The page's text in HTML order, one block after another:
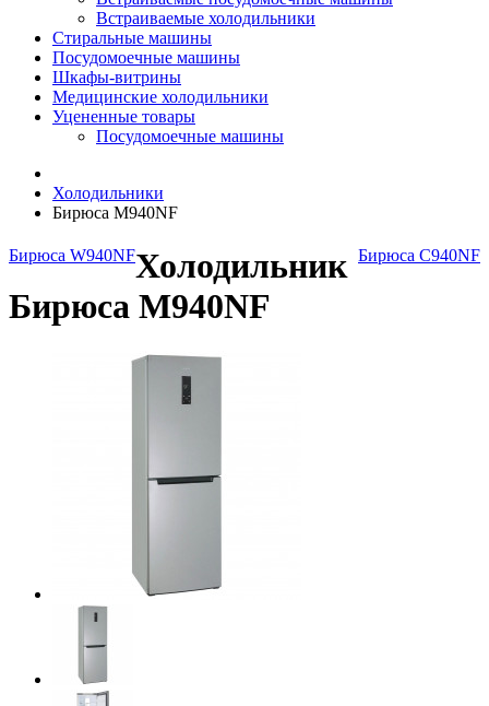
Встраиваемые холодильники
Стиральные машины
Посудомоечные машины
Шкафы-витрины
Медицинские холодильники
Уцененные товары
Посудомоечные машины
Холодильники
Бирюса M940NF
Бирюса W940NF Бирюса C940NF
Холодильник
Бирюса M940NF